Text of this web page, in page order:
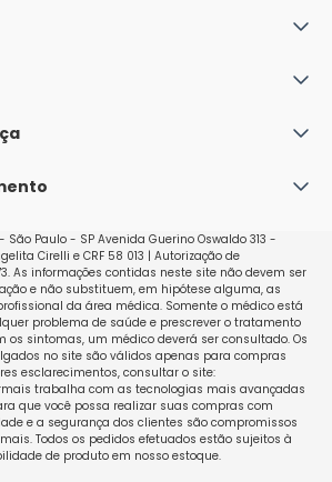
Devoluções
São Paulo - SP Avenida Guerino Oswaldo 313 -
Cirelli e CRF 58 013 | Autorização de
As informações contidas neste site não devem ser
e não substituem, em hipótese alguma, as
da área médica. Somente o médico está
problema de saúde e prescrever o tratamento
os sintomas, um médico deverá ser consultado. Os
no site são válidos apenas para compras
esclarecimentos, consultar o site:
trabalha com as tecnologias mais avançadas
que você possa realizar suas compras com
e a segurança dos clientes são compromissos
Todos os pedidos efetuados estão sujeitos à
de produto em nosso estoque.